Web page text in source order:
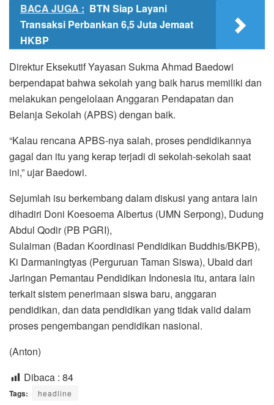
BACA JUGA : BTN Siap Layani
Transaksi Perbankan 6,5 Juta Jemaat
HKBP
Direktur Eksekutif Yayasan Sukma Ahmad Baedowi
berpendapat bahwa sekolah yang baik harus memiliki dan
melakukan pengelolaan Anggaran Pendapatan dan
Belanja Sekolah (APBS) dengan baik.
“Kalau rencana APBS-nya salah, proses pendidikannya
gagal dan itu yang kerap terjadi di sekolah-sekolah saat
ini,” ujar Baedowi.
Sejumlah isu berkembang dalam diskusi yang antara lain
dihadiri Doni Koesoema Albertus (UMN Serpong), Dudung
Abdul Qodir (PB PGRI),
Sulaiman (Badan Koordinasi Pendidikan Buddhis/BKPB),
Ki Darmaningtyas (Perguruan Taman Siswa), Ubaid dari
Jaringan Pemantau Pendidikan Indonesia itu, antara lain
terkait sistem penerimaan siswa baru, anggaran
pendidikan, dan data pendidikan yang tidak valid dalam
proses pengembangan pendidikan nasional.
(Anton)
Dibaca : 84
Tags: headline